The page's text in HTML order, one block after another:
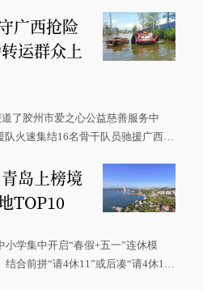
广西抢险
运群众上
了胶州市爱之心公益慈善服务中
火速集结16名骨干队员驰援广西灾
岛上榜境
TOP10
学集中开启“春假+五一”连休模
合前拼“请4休11”或后凑“请4休1